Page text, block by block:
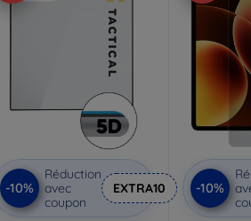
-10%
Réduction
avec
coupon
EXTRA10 -10%